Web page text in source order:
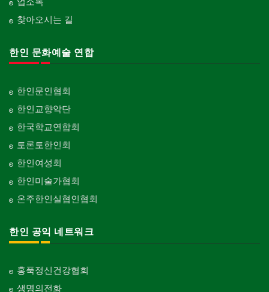
찾아오시는 길
한인 문화예술 연합
한인문인협회
한인교향악단
한국학교연합회
토론토한인회
한인여성회
한인미술가협회
온주한인실협인협회
한인 공익 네트워크
홍푹정신건강협회
생명의전화